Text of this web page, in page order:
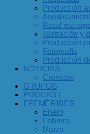
Producción
Road
Ilustración y
Producción
Fotografía
Producción
NOTICIAS
Crónicas
GRUPOS
PODCAST
EFEMÉRIDES
Enero
Febrero
Marzo